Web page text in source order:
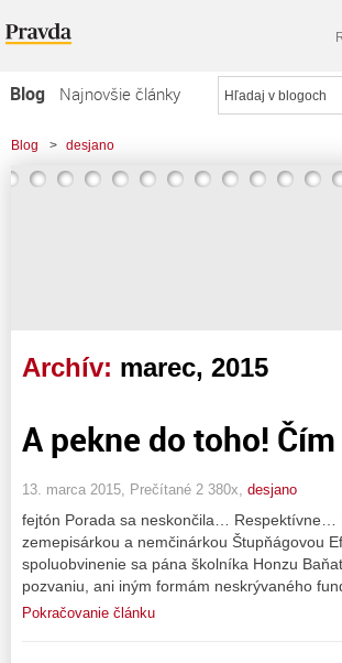
Blog
Najnovšie články
Najčítanejšie články
Najkomentovanejšie články
Blog > desjano
Archív: marec, 2015
A pekne do toho!
13. marca 2015, Prečítané 2 380x, desjano
fejtón Porada sa neskončila… Respektívne…
zemepisárkou a nemčinárkou Štupňágovou
spoluobvinenie sa pána školníka Honzu
pozvaniu, ani iným formám neskrývaného
Pokračovanie článku